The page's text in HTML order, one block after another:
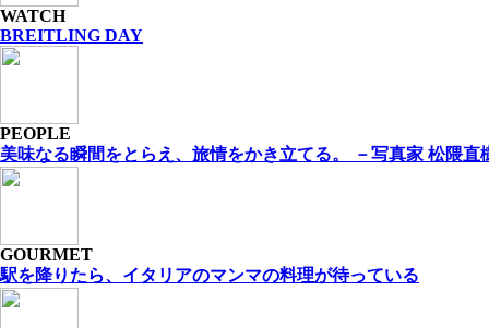
WATCH
BREITLING DAY
PEOPLE
美味なる瞬間をとらえ、旅情をかき⽴てる。 －写真家 松隈直
GOURMET
駅を降りたら、イタリアのマンマの料理が待っている